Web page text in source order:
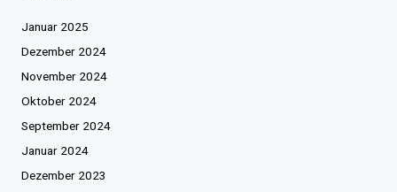
Januar 2025
Dezember 2024
November 2024
Oktober 2024
September 2024
Januar 2024
Dezember 2023